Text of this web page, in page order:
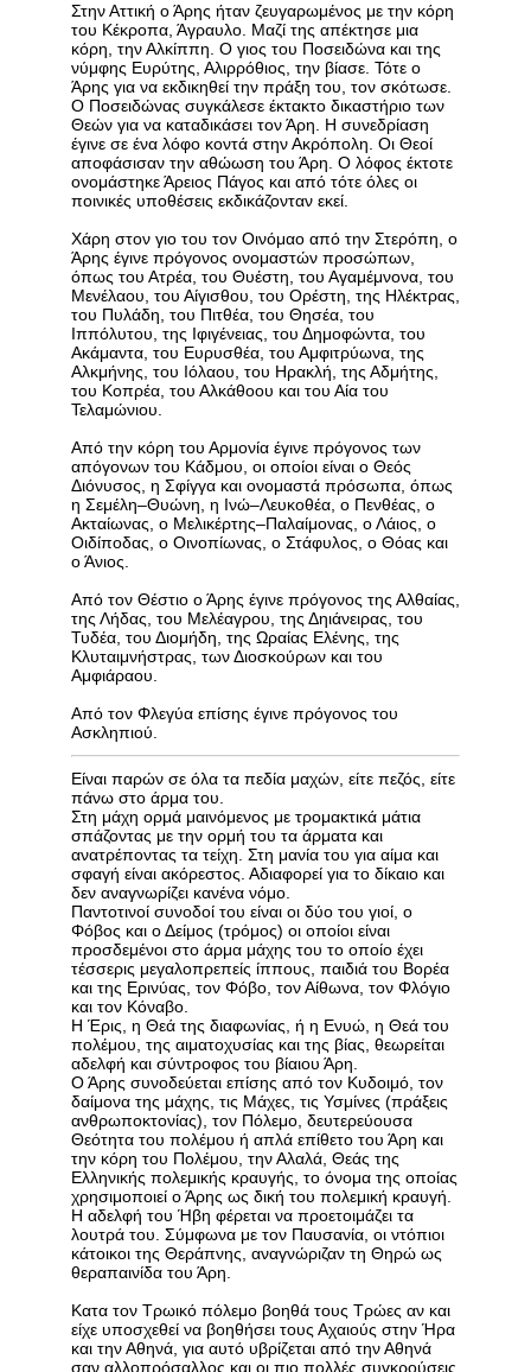
Στην Αττική ο Άρης ήταν ζευγαρωμένος με την κόρη
του Κέκροπα, Άγραυλο. Μαζί της απέκτησε μια
κόρη, την Αλκίππη. Ο γιος του Ποσειδώνα και της
νύμφης Ευρύτης, Αλιρρόθιος, την βίασε. Τότε ο
Άρης για να εκδικηθεί την πράξη του, τον σκότωσε.
Ο Ποσειδώνας συγκάλεσε έκτακτο δικαστήριο των
Θεών για να καταδικάσει τον Άρη. Η συνεδρίαση
έγινε σε ένα λόφο κοντά στην Ακρόπολη. Οι Θεοί
αποφάσισαν την αθώωση του Άρη. Ο λόφος έκτοτε
ονομάστηκε Άρειος Πάγος και από τότε όλες οι
ποινικές υποθέσεις εκδικάζονταν εκεί.
Χάρη στον γιο του τον Οινόμαο από την Στερόπη, ο
Άρης έγινε πρόγονος ονομαστών προσώπων,
όπως του Ατρέα, του Θυέστη, του Αγαμέμνονα, του
Μενέλαου, του Αίγισθου, του Ορέστη, της Ηλέκτρας,
του Πυλάδη, του Πιτθέα, του Θησέα, του
Ιππόλυτου, της Ιφιγένειας, του Δημοφώντα, του
Ακάμαντα, του Ευρυσθέα, του Αμφιτρύωνα, της
Αλκμήνης, του Ιόλαου, του Ηρακλή, της Αδμήτης,
του Κοπρέα, του Αλκάθοου και του Αία του
Τελαμώνιου.
Από την κόρη του Αρμονία έγινε πρόγονος των
απόγονων του Κάδμου, οι οποίοι είναι ο Θεός
Διόνυσος, η Σφίγγα και ονομαστά πρόσωπα, όπως
η Σεμέλη–Θυώνη, η Ινώ–Λευκοθέα, ο Πενθέας, ο
Ακταίωνας, ο Μελικέρτης–Παλαίμονας, ο Λάιος, ο
Οιδίποδας, ο Οινοπίωνας, ο Στάφυλος, ο Θόας και
ο Άνιος.
Από τον Θέστιο ο Άρης έγινε πρόγονος της Αλθαίας,
της Λήδας, του Μελέαγρου, της Δηιάνειρας, του
Τυδέα, του Διομήδη, της Ωραίας Ελένης, της
Κλυταιμνήστρας, των Διοσκούρων και του
Αμφιάραου.
Από τον Φλεγύα επίσης έγινε πρόγονος του
Ασκληπιού.
Είναι παρών σε όλα τα πεδία μαχών, είτε πεζός, είτε
πάνω στο άρμα του.
Στη μάχη ορμά μαινόμενος με τρομακτικά μάτια
σπάζοντας με την ορμή του τα άρματα και
ανατρέποντας τα τείχη. Στη μανία του για αίμα και
σφαγή είναι ακόρεστος. Αδιαφορεί για το δίκαιο και
δεν αναγνωρίζει κανένα νόμο.
Παντοτινοί συνοδοί του είναι οι δύο του γιοί, ο
Φόβος και ο Δείμος (τρόμος) οι οποίοι είναι
προσδεμένοι στο άρμα μάχης του το οποίο έχει
τέσσερις μεγαλοπρεπείς ίππους, παιδιά του Βορέα
και της Ερινύας, τον Φόβο, τον Αίθωνα, τον Φλόγιο
και τον Κόναβο.
Η Έρις, η Θεά της διαφωνίας, ή η Ενυώ, η Θεά του
πολέμου, της αιματοχυσίας και της βίας, θεωρείται
αδελφή και σύντροφος του βίαιου Άρη.
Ο Άρης συνοδεύεται επίσης από τον Κυδοιμό, τον
δαίμονα της μάχης, τις Μάχες, τις Υσμίνες (πράξεις
ανθρωποκτονίας), τον Πόλεμο, δευτερεύουσα
Θεότητα του πολέμου ή απλά επίθετο του Άρη και
την κόρη του Πολέμου, την Αλαλά, Θεάς της
Ελληνικής πολεμικής κραυγής, το όνομα της οποίας
χρησιμοποιεί ο Άρης ως δική του πολεμική κραυγή.
Η αδελφή του Ήβη φέρεται να προετοιμάζει τα
λουτρά του. Σύμφωνα με τον Παυσανία, οι ντόπιοι
κάτοικοι της Θεράπνης, αναγνώριζαν τη Θηρώ ως
θεραπαινίδα του Άρη.
Κατα τον Τρωικό πόλεμο βοηθά τους Τρώες αν και
είχε υποσχεθεί να βοηθήσει τους Αχαιούς στην Ήρα
και την Αθηνά, για αυτό υβρίζεται από την Αθηνά
σαν αλλοπρόσαλλος και οι πιο πολλές συγκρούσεις